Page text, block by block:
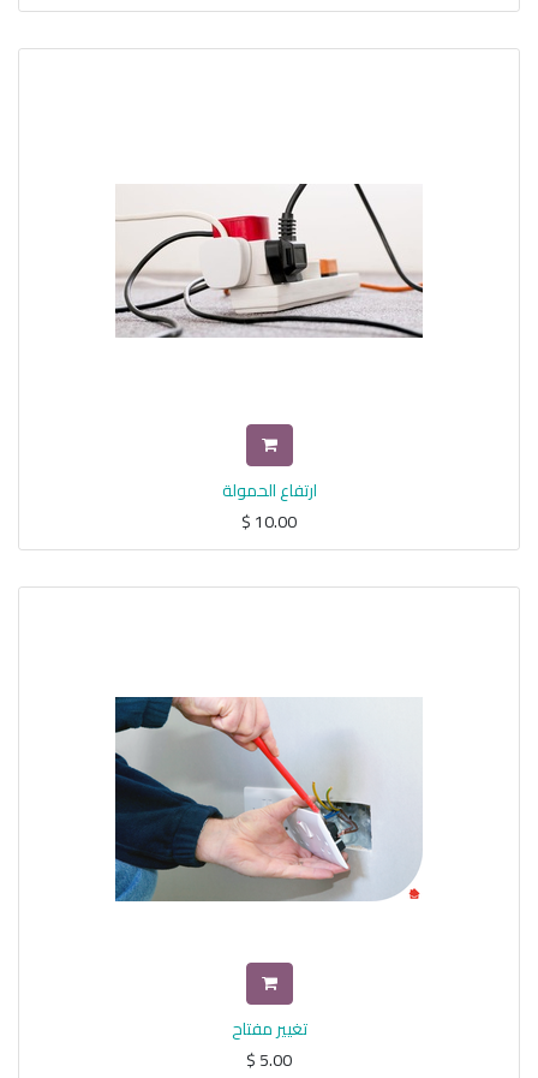
ارتفاع الحمولة
$10.00
تغيير مفتاح
$5.00